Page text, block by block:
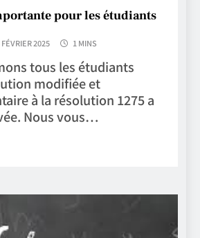
pour les étudiants
2025 1 MINS
tous les étudiants
modifiée et
à la résolution 1275 a
Nous vous…